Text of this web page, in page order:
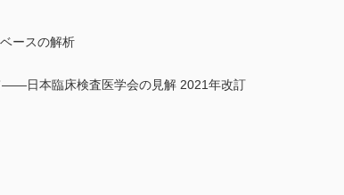
ースの解析
――日本臨床検査医学会の見解 2021年改訂